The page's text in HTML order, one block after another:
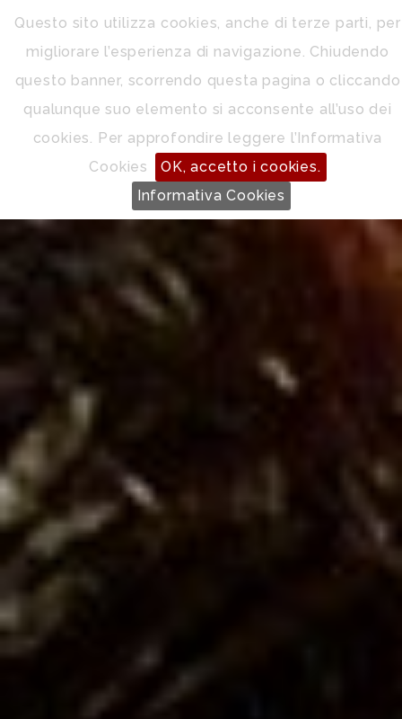
Questo sito utilizza cookies, anche di terze parti, per
migliorare l’esperienza di navigazione. Chiudendo
questo banner, scorrendo questa pagina o cliccando
qualunque suo elemento si acconsente all’uso dei
cookies. Per approfondire leggere l’Informativa
Cookies
OK, accetto i cookies.
Informativa Cookies